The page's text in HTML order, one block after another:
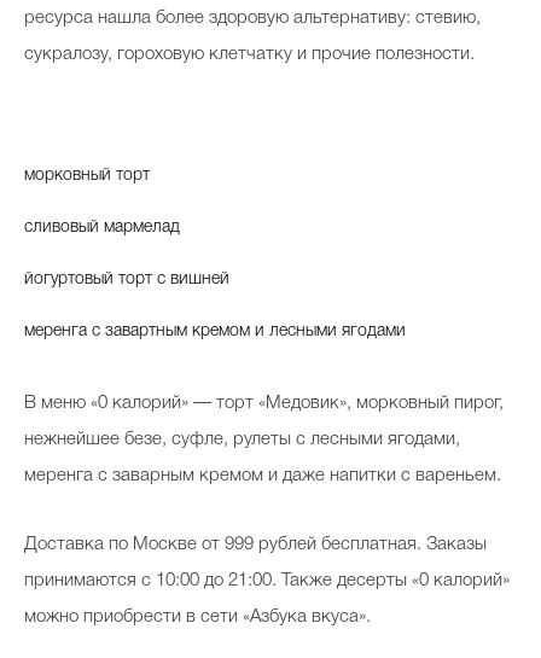
ресурса нашла более здоровую альтернативу: стевию,
сукралозу, гороховую клетчатку и прочие полезности.
морковный торт
сливовый мармелад
йогуртовый торт с вишней
меренга с завартным кремом и лесными ягодами
В меню «0 калорий» — торт «Медовик», морковный пирог,
нежнейшее безе, суфле, рулеты с лесными ягодами,
меренга с заварным кремом и даже напитки с вареньем.
Доставка по Москве от 999 рублей бесплатная. Заказы
принимаются с 10:00 до 21:00. Также десерты «0 калорий»
можно приобрести в сети «Азбука вкуса».